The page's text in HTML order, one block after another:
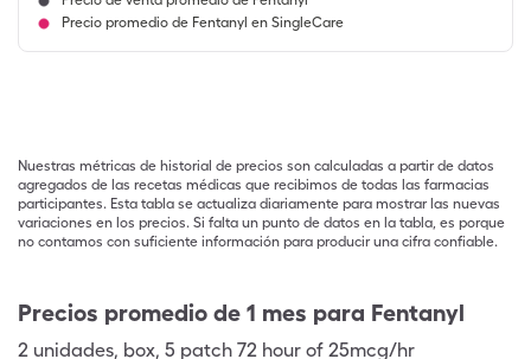
Precio promedio de Fentanyl en SingleCare
Nuestras métricas de historial de precios son calculadas a partir de datos
agregados de las recetas médicas que recibimos de todas las farmacias
participantes. Esta tabla se actualiza diariamente para mostrar las nuevas
variaciones en los precios. Si falta un punto de datos en la tabla, es porque
no contamos con suficiente información para producir una cifra confiable.
Precios promedio de 1 mes para Fentanyl
2 unidades, box, 5 patch 72 hour of 25mcg/hr